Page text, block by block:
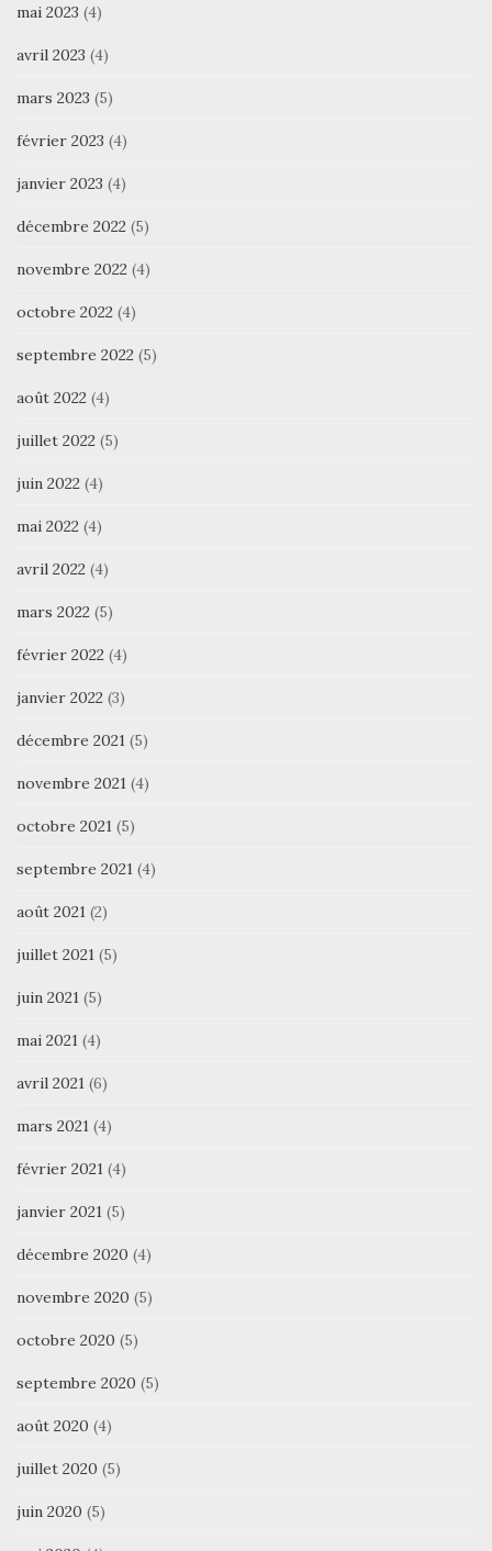
mai 2023 (4)
avril 2023 (4)
mars 2023 (5)
février 2023 (4)
janvier 2023 (4)
décembre 2022 (5)
novembre 2022 (4)
octobre 2022 (4)
septembre 2022 (5)
août 2022 (4)
juillet 2022 (5)
juin 2022 (4)
mai 2022 (4)
avril 2022 (4)
mars 2022 (5)
février 2022 (4)
janvier 2022 (3)
décembre 2021 (5)
novembre 2021 (4)
octobre 2021 (5)
septembre 2021 (4)
août 2021 (2)
juillet 2021 (5)
juin 2021 (5)
mai 2021 (4)
avril 2021 (6)
mars 2021 (4)
février 2021 (4)
janvier 2021 (5)
décembre 2020 (4)
novembre 2020 (5)
octobre 2020 (5)
septembre 2020 (5)
août 2020 (4)
juillet 2020 (5)
juin 2020 (5)